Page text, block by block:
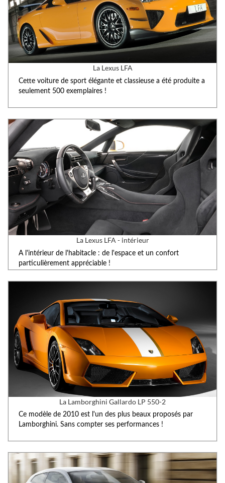
La Lexus LFA
Cette voiture de sport élégante et classieuse a été produite a
seulement 500 exemplaires !
La Lexus LFA - intérieur
A l'intérieur de l'habitacle : de l'espace et un confort
particulièrement appréciable !
La Lamborghini Gallardo LP 550-2
Ce modèle de 2010 est l'un des plus beaux proposés par
Lamborghini. Sans compter ses performances !